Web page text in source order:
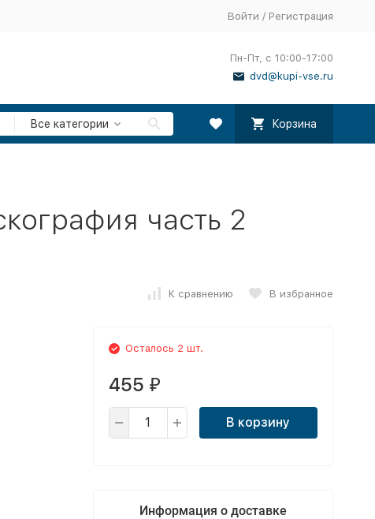
Войти / Регистрация
Пн-Пт, с 10:00-17:00
dvd@kupi-vse.ru
Все категории Корзина
часть 2
К сравнению В избранное
Осталось 2 шт.
455 ₽
В корзину
Информация о доставке